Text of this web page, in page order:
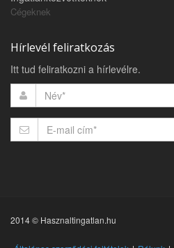
Cégeknek
Hírlevél feliratkozás
Itt tud feliratkozni a hírlevélre.
2014 © Hasznaltingatlan.hu